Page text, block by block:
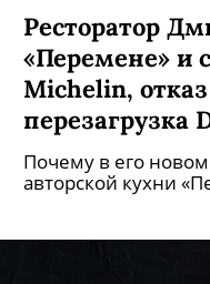
Ресторатор
«Перемене» и
Michelin,
перезагрузка
Почему в его
авторской кухни